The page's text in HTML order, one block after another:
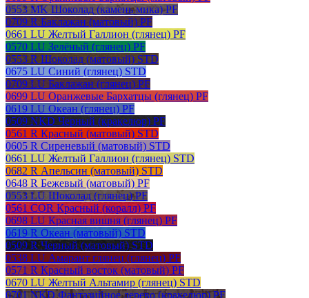
0553 MK Шоколад (камень мика) PF
0709 R Баклажан (матовый) PF
0661 LU Желтый Галлион (глянец) PF
0570 LU Зелёный (глянец) PF
0553 R Шоколад (матовый) STD
0675 LU Синий (глянец) STD
0709 LU Баклажан (глянец) PF
0699 LU Оранжевые Бархатцы (глянец) PF
0619 LU Океан (глянец) PF
0509 NKD Черный (кракелюр) PF
0561 R Красный (матовый) STD
0605 R Сиреневый (матовый) STD
0661 LU Желтый Галлион (глянец) STD
0682 R Апельсин (матовый) STD
0648 R Бежевый (матовый) PF
0553 LU Шоколад (глянец) PF
0561 COR Красный (коралл) PF
0698 LU Красная вишня (глянец) PF
0619 R Океан (матовый) STD
0509 R Черный (матовый) STD
0538 LU Амарант глянец (глянец) PF
0571 R Красный восток (матовый) PF
0670 LU Желтый Альтамир (глянец) STD
0701 NKD Фантазийное дерево (кракелюр) PF